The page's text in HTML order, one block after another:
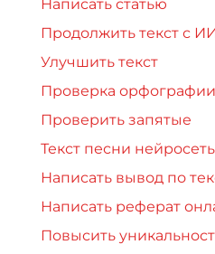
Написать статью
Продолжить текст с
Улучшить текст
Проверка орфографии
Проверить запятые
Текст песни
Написать вывод по
Написать реферат
Повысить